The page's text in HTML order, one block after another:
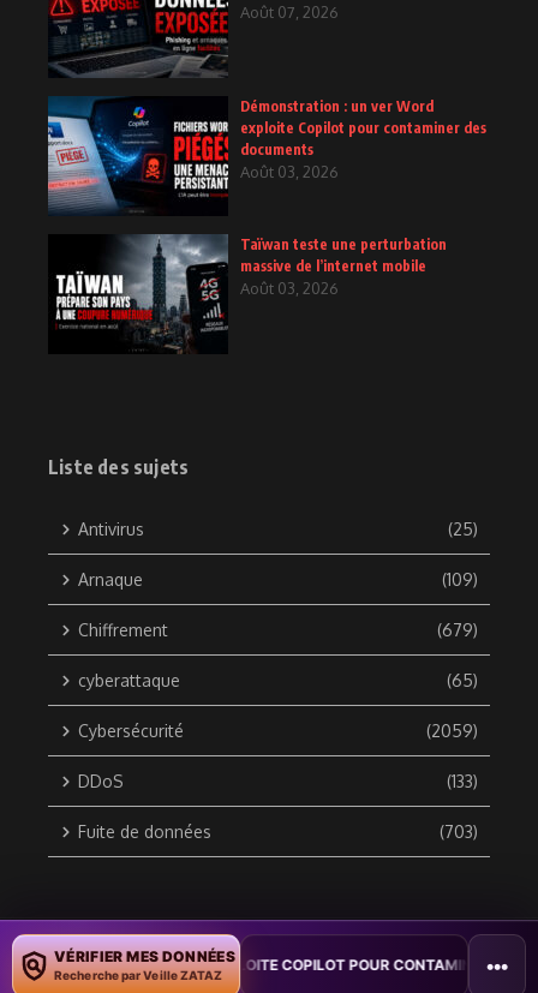
Août 07, 2026
Démonstration : un ver Word
exploite Copilot pour contaminer des
documents
Août 03, 2026
Taïwan teste une perturbation
massive de l’internet mobile
Août 03, 2026
Liste des sujets
Antivirus (25)
Arnaque (109)
Chiffrement (679)
cyberattaque (65)
Cybersécurité (2059)
DDoS (133)
Fuite de données (703)
Copyright © 2010 / 2026 DATA SECURITY BREACH - Groupe
ZATAZ Média
VÉRIFIER MES DONNÉES
Recherche par Veille ZATAZ
: UN VER WORD EXPLOITE COPILOT POUR CONTAMINER DES •••